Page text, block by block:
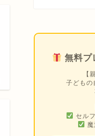
無料プ
【
子どもの
セル